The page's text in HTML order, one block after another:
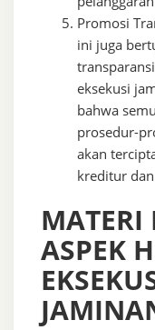
Promosi
ini juga
eksekusi
bahwa
prosedur-
akan
kreditur
MATERI
ASPEK